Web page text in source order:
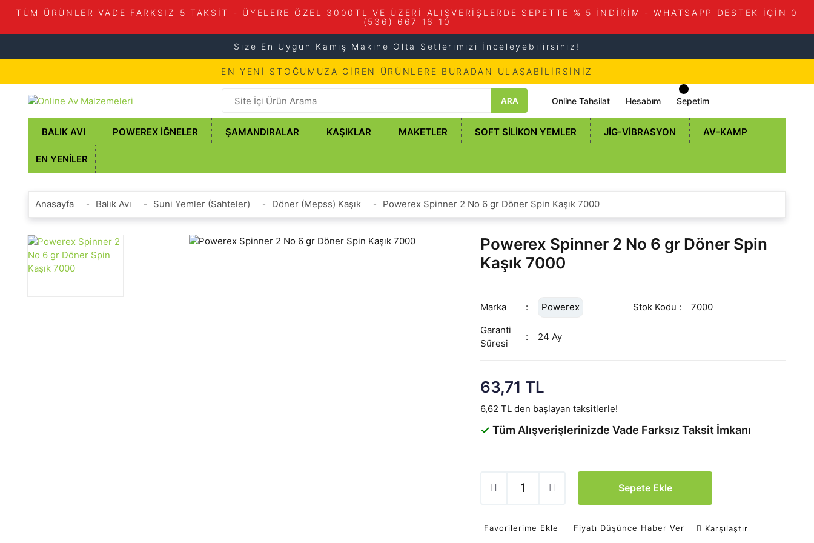
TÜM ÜRÜNLER VADE FARKSIZ 5 TAKSİT - ÜYELERE ÖZEL 3000TL VE ÜZERİ ALIŞVERİŞLERDE SEPETTE % 5 İNDİRİM - WHATSAPP DESTEK İÇİN 0
(536) 667 16 10
Size En Uygun Kamış Makine Olta Setlerimizi İnceleyebilirsiniz!
EN YENİ STOĞUMUZA GİREN ÜRÜNLERE BURADAN ULAŞABİLİRSİNİZ
ARA Online Tahsilat Hesabım Sepetim
BALIK AVI POWEREX İĞNELER ŞAMANDIRALAR KAŞIKLAR MAKETLER SOFT SILIKON YEMLER JIG-VIBRASYON AV-KAMP
EN YENILER
Anasayfa Balık Avı Suni Yemler (Sahteler) Döner (Mepss) Kaşık Powerex Spinner 2 No 6 gr Döner Spin Kaşık 7000
Powerex Spinner 2 No 6 gr Döner Spin
Kaşık 7000
Marka Powerex Stok Kodu
7000
Garanti
Süresi
24 Ay
63,71 TL
6,62 TL den başlayan taksitlerle!
✓ Tüm Alışverişlerinizde Vade Farksız Taksit İmkanı
Sepete Ekle
Favorilerime Ekle Fiyatı Düşünce Haber Ver Karşılaştır